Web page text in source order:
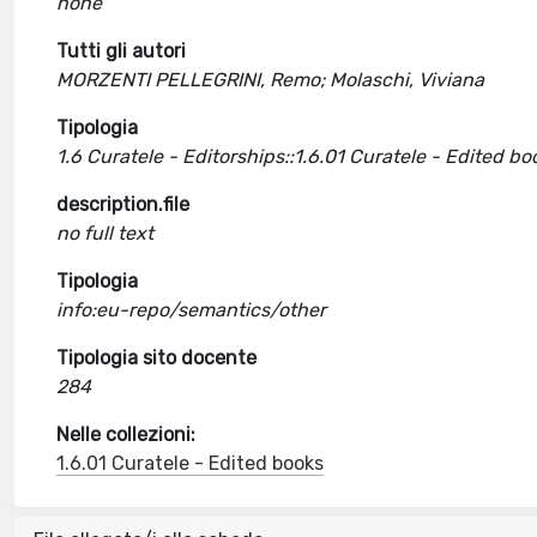
Tutti gli autori
MORZENTI PELLEGRINI, Remo; Molaschi, Viviana
Tipologia
1.6 Curatele - Editorships::1.6.01 Curatele - Edited
description.file
no full text
Tipologia
info:eu-repo/semantics/other
Tipologia sito docente
284
Nelle collezioni:
1.6.01 Curatele - Edited books